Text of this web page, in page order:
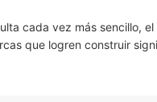
cada vez más sencillo,
que logren construir